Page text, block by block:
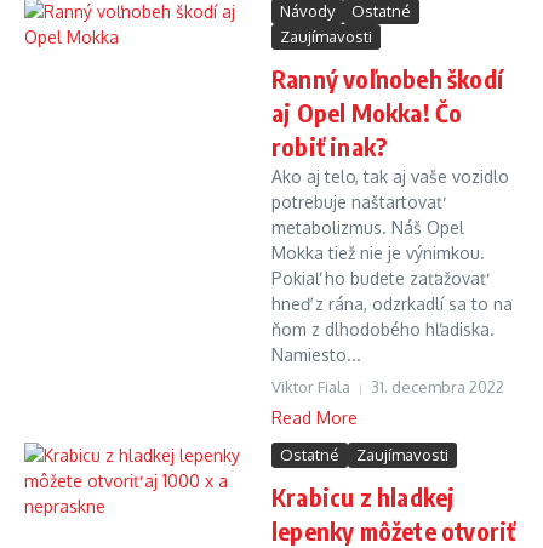
Návody
Ostatné
Zaujímavosti
Ranný voľnobeh škodí
aj Opel Mokka! Čo
robiť inak?
Ako aj telo, tak aj vaše vozidlo
potrebuje naštartovať
metabolizmus. Náš Opel
Mokka tiež nie je výnimkou.
Pokiaľ ho budete zaťažovať
hneď z rána, odzrkadlí sa to na
ňom z dlhodobého hľadiska.
Namiesto...
Viktor Fiala 31. decembra 2022
Read More
Ostatné Zaujímavosti
Krabicu z hladkej
lepenky môžete otvoriť